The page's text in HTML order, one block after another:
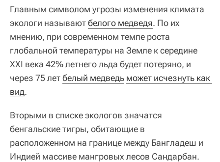
Главным символом угрозы изменения климата
экологи называютбелого медведя. По их
мнению, при современном темпе роста
глобальной температуры на Земле к середине
XXI века 42% летнего льда будет потеряно, и
через 75 летбелый медведь может исчезнуть как
вид.
Вторыми в списке экологов значатся
бенгальские тигры, обитающие в
расположенном на границе между Бангладеш и
Индией массиве мангровых лесов Сандарбан.